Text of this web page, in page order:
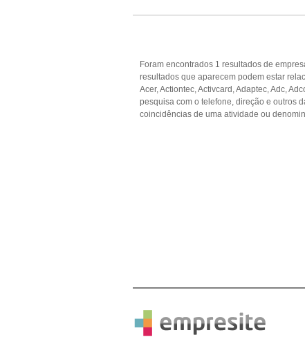
Foram encontrados 1 resultados de
resultados que aparecem podem estar
Acer, Actiontec, Activcard, Adaptec, Adc,
pesquisa com o telefone, direção e outros
coincidências de uma atividade ou